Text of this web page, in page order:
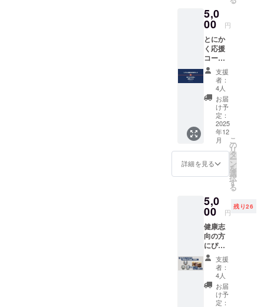
や注意
書きを
確認く
ださ
い。
まり工
房「さ
ゆ紀」
より、
伝統工
芸「紀
州てま
り」を
お届け
しま
す。店
主は二
代目
で、
「日本
てまり
の会」
30年以
上の技
と心を
込めて
手作り
してい
ます。
こちら
は「い
とをか
し」の
ブラン
5,0
00 円
とにか
く応援
コー
ス！ 温
かなご
支援に
感謝し
ます。
【提供
内容】
またた
びさん
のポス
トカー
ドで、
心を込
礼の
メッ
セージ
を送ら
せてい
ただき
ます。
※リター
ン内容
は「と
にかく
応援
支援
者：
4人
お届
け予
定：
2025
年12
月
詳細を見る
こ
の
リ
タ
ー
ン
を
選
択
す
る
5,0
00 円
残り26
健康志
向の方
にぴっ
たり！
福祉作
業所で
丁寧に
育てら
れたき
支援
者：
4人
お届
け予
定：